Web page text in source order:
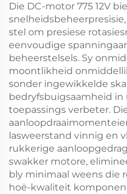
Die DC-motor 775 12V
stel om presiese
eenvoudige
beheerstelsels. Sy
moontlikheid
sonder ingewikkelde
bedryfsbuigsaamheid
toepassings verbeter.
lasweerstand vinnig en
rukkerige
swakker motore,
bly minimaal weens die
hoë-kwaliteit